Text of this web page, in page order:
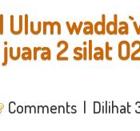
Ulum
2 silat
Comments | Dilihat